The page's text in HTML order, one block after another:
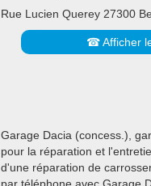
Rue Lucien Querey 27300
☎ Afficher
Garage Dacia (concess.),
pour la réparation et
d'une réparation de